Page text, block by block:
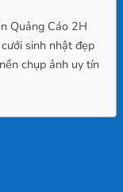
Quảng Cáo 2H
sinh nhật đẹp
chụp ảnh uy tín